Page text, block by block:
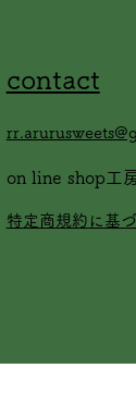
contact
on line shop工
特定商規約に基